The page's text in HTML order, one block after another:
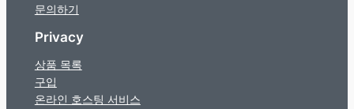
문의하기
Privacy
상품 목록
구입
온라인 호스팅 서비스